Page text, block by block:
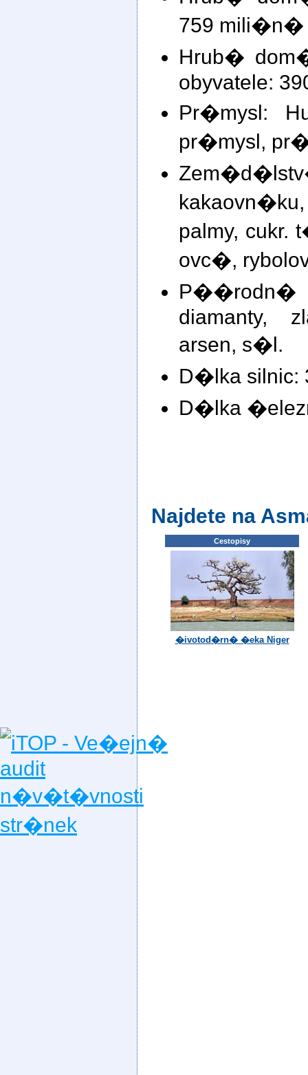
759 mili�n�
Hrub�
obyvatele:
Pr�mysl:
pr�mysl,
palmy, cukr.
ovc�,
diamanty,
arsen, s�l.
D�lka silnic:
D�lka
Najdete na
Cestopisy
�ivotod�rn� �eka Niger